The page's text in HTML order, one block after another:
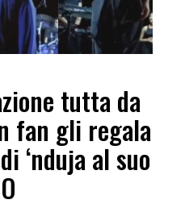
tutta da
fan gli regala
‘nduja al suo